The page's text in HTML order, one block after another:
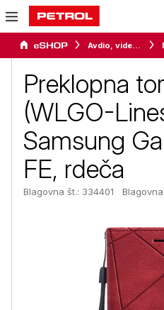
Avdio, video in telefonija
Preklopna
(WLGO-
Samsung
FE, rdeča
Blagovna št.: 334401